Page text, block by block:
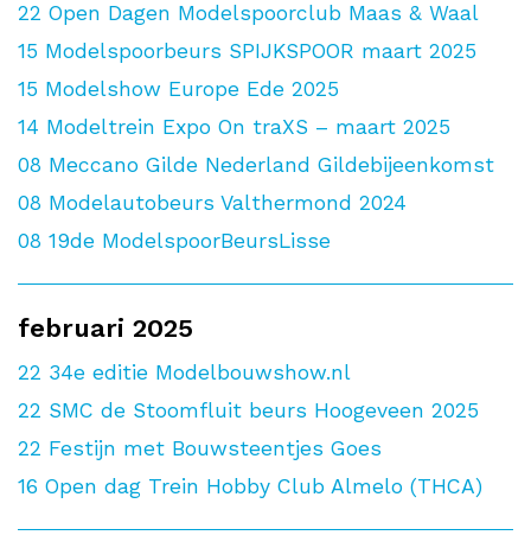
22 Open Dagen Modelspoorclub Maas & Waal
15 Modelspoorbeurs SPIJKSPOOR maart 2025
15 Modelshow Europe Ede 2025
14 Modeltrein Expo On traXS – maart 2025
08 Meccano Gilde Nederland Gildebijeenkomst
08 Modelautobeurs Valthermond 2024
08 19de ModelspoorBeursLisse
februari 2025
22 34e editie Modelbouwshow.nl
22 SMC de Stoomfluit beurs Hoogeveen 2025
22 Festijn met Bouwsteentjes Goes
16 Open dag Trein Hobby Club Almelo (THCA)